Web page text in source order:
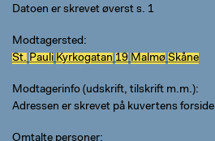
Datoen er skrevet øverst s. 1
Modtagersted
St. Pauli Kyrkogatan 19 Malmø Skåne
Modtagerinfo (udskrift, tilskrift m.m.)
Adressen er skrevet på kuvertens forside